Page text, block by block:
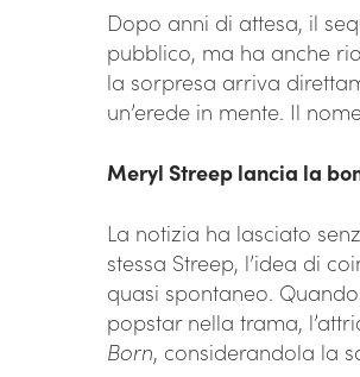
Dopo anni di attesa, il
pubblico, ma ha anche
la sorpresa arriva
un’erede in mente. Il
Meryl Streep lancia la
La notizia ha lasciato
stessa Streep, l’idea di
quasi spontaneo.
popstar nella trama,
Born, considerandola la